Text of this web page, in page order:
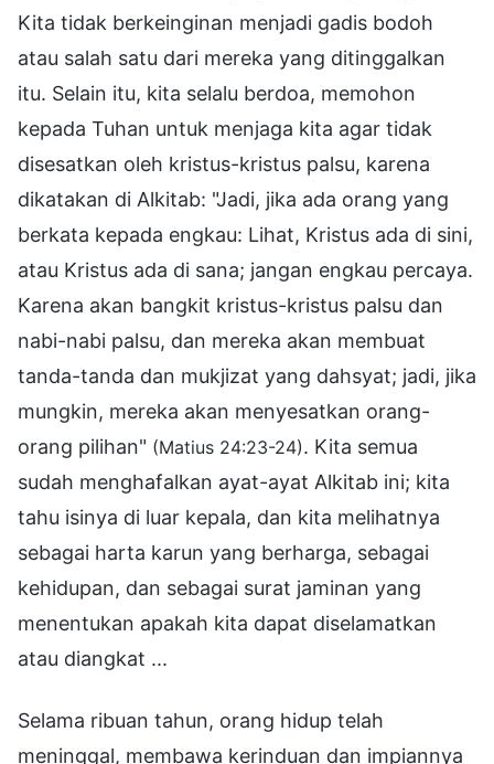
Kita tidak berkeinginan menjadi gadis bodoh
atau salah satu dari mereka yang ditinggalkan
itu. Selain itu, kita selalu berdoa, memohon
kepada Tuhan untuk menjaga kita agar tidak
disesatkan oleh kristus-kristus palsu, karena
dikatakan di Alkitab: "Jadi, jika ada orang yang
berkata kepada engkau: Lihat, Kristus ada di sini,
atau Kristus ada di sana; jangan engkau percaya.
Karena akan bangkit kristus-kristus palsu dan
nabi-nabi palsu, dan mereka akan membuat
tanda-tanda dan mukjizat yang dahsyat; jadi, jika
mungkin, mereka akan menyesatkan orang-
orang pilihan" (Matius 24:23-24). Kita semua
sudah menghafalkan ayat-ayat Alkitab ini; kita
tahu isinya di luar kepala, dan kita melihatnya
sebagai harta karun yang berharga, sebagai
kehidupan, dan sebagai surat jaminan yang
menentukan apakah kita dapat diselamatkan
atau diangkat ...
Selama ribuan tahun, orang hidup telah
meninggal, membawa kerinduan dan impiannya